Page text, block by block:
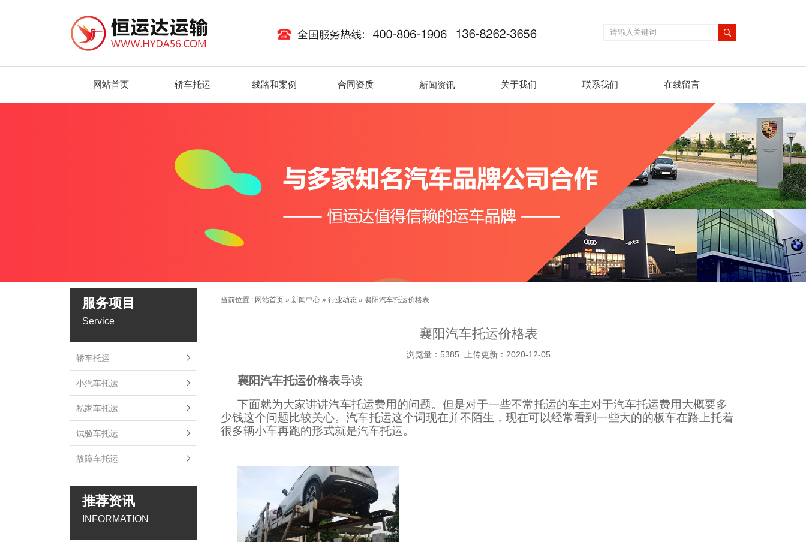
网站首页 轿车托运 线路和案例 合同资质 新闻资讯 关于我们 联系我们 在线留言
服务项目
Service
轿车托运
小汽车托运
私家车托运
试验车托运
故障车托运
推荐资讯
INFORMATION
当前位置 : 网站首页 » 新闻中心 » 行业动态 » 襄阳汽车托运价格表
襄阳汽车托运价格表
浏览量：5385 上传更新：2020-12-05
襄阳汽车托运价格表导读
下面就为大家讲讲汽车托运费用的问题。但是对于一些不常托运的车主对于汽车托运费用大概要多
少钱这个问题比较关心。汽车托运这个词现在并不陌生，现在可以经常看到一些大的的板车在路上托着
很多辆小车再跑的形式就是汽车托运。